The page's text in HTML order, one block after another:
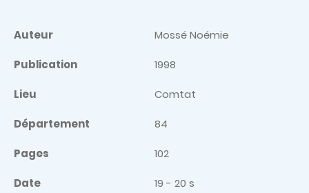
Auteur Mossé Noémie
Publication 1998
Lieu Comtat
Département 84
Pages 102
Date 19 - 20 s